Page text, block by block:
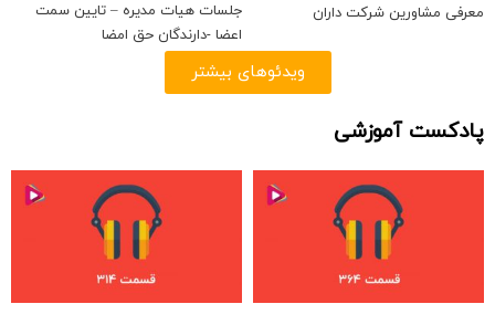
معرفی مشاورین شرکت داران
جلسات هیات مدیره – تایین سمت
اعضا -دارندگان حق امضا
ویدئوهای بیشتر
پادکست آموزشی